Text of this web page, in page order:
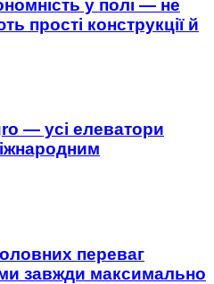
у полі — не
прості конструкції й
— усі елеватори
переваг
завжди максимально